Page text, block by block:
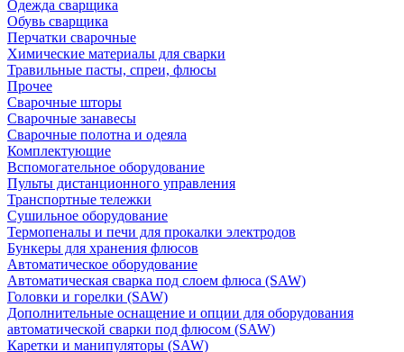
Одежда сварщика
Обувь сварщика
Перчатки сварочные
Химические материалы для сварки
Травильные пасты, спреи, флюсы
Прочее
Сварочные шторы
Сварочные занавесы
Сварочные полотна и одеяла
Комплектующие
Вспомогательное оборудование
Пульты дистанционного управления
Транспортные тележки
Сушильное оборудование
Термопеналы и печи для прокалки электродов
Бункеры для хранения флюсов
Автоматическое оборудование
Автоматическая сварка под слоем флюса (SAW)
Головки и горелки (SAW)
Дополнительные оснащение и опции для оборудования
автоматической сварки под флюсом (SAW)
Каретки и манипуляторы (SAW)